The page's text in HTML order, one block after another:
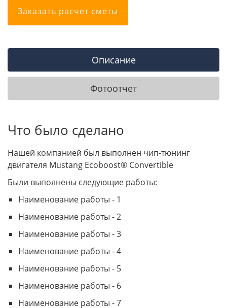
Заказать расчет сметы
Описание
Фотоотчет
Что было сделано
Нашей компанией был выполнен чип-тюнинг
двигателя Mustang Ecoboost® Convertible
Были выполнены следующие работы:
Наименование работы - 1
Наименование работы - 2
Наименование работы - 3
Наименование работы - 4
Наименование работы - 5
Наименование работы - 6
Наименование работы - 7